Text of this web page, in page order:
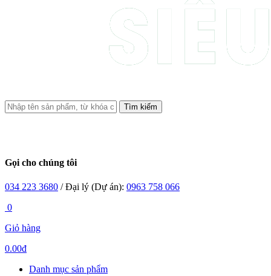
Tìm kiếm
Gọi cho chúng tôi
034 223 3680 / Đại lý (Dự án): 0963 758 066
0
Giỏ hàng
0.00đ
Danh mục sản phẩm